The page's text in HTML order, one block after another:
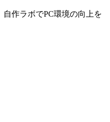
自作ラボでPC環境の向上を